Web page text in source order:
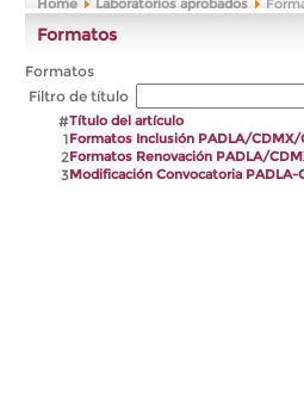
Home Laboratorios aprobados
Formatos
Formatos
Filtro de título
#Título del artículo
1Formatos Inclusión PADLA/CDMX/
2Formatos Renovación PADLA/
3Modificación Convocatoria PADLA-